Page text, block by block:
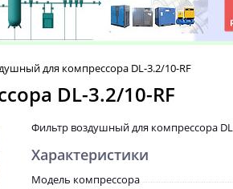
для компрессора DL-3.2/10-RF
DL-3.2/10-RF
Фильтр воздушный для компрессора
Характеристики
Модель компрессора